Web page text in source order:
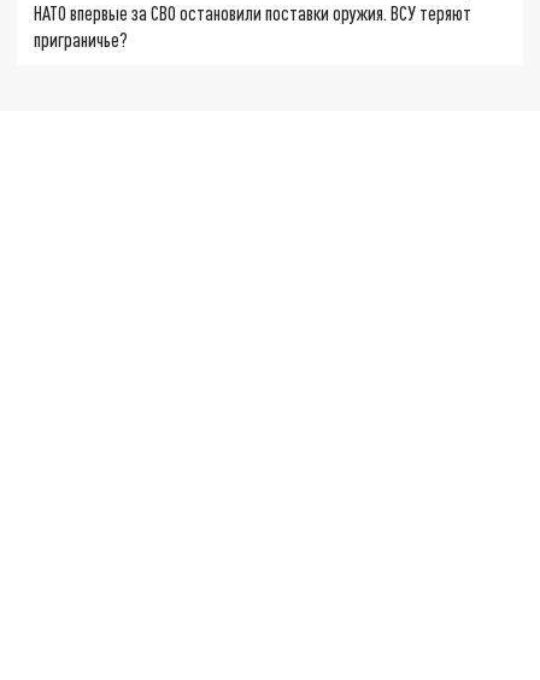
НАТО впервые за СВО остановили поставки оружия. ВСУ теряют
приграничье?